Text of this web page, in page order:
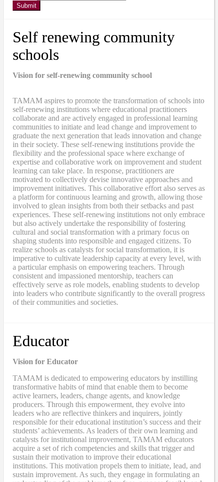
Submit
Self renewing community
schools
Vision for self-renewing community school
TAMAM aspires to promote the transformation of schools into
self-renewing institutions where educational practitioners
collaborate and are actively engaged in professional learning
communities to initiate and lead change and improvement to
graduate the next generation that leads innovation and change
in their society. These self-renewing institutions provide the
flexibility and the professional space where exchange of
expertise and collaborative work on improvement and student
learning can take place. In response, practitioners are
motivated to collectively devise innovative approaches and
improvement initiatives. This collaborative effort also serves as
a platform for continuous learning and growth, allowing those
involved to glean insights from both their setbacks and past
experiences. These self-renewing institutions not only embrace
but also actively undertake the responsibility of fostering
cultural and social transformation with a primary focus on
shaping students into responsible and engaged citizens. To
realize schools as catalysts for social transformation, it is
imperative to cultivate leadership capacity at every level, with
a particular emphasis on empowering teachers. Through
consistent and impassioned mentorship, teachers can
effectively serve as role models, enabling students to develop
into leaders who contribute significantly to the overall progress
of their communities and societies.
Educator
Vision for Educator
TAMAM is dedicated to empowering educators by instilling
transformative habits of mind that enable them to become
active learners, leaders, change agents, and knowledge
producers. Through this empowerment, they evolve into
leaders who are reflective thinkers and inquirers, jointly
responsible for their educational institution’s success and their
students’ achievements. As leaders of their own learning and
catalysts for institutional improvement, TAMAM educators
acquire a set of rich competencies and skills that trigger and
sustain their motivation to improve their educational
institutions. This motivation propels them to initiate, lead, and
sustain improvement. As such, they engage in formulating an